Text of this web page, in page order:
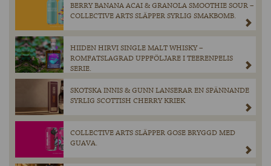
BERRY BANANA ACAI & GRANOLA SMOOTHIE SOUR –
COLLECTIVE ARTS SLÄPPER SYRLIG SMAKBOMB.
HIIDEN HIRVI SINGLE MALT WHISKY –
ROMFATSLAGRAD UPPFÖLJARE I TEERENPELIS
SERIE.
SKOTSKA INNIS & GUNN LANSERAR EN SPÄNNANDE
SYRLIG SCOTTISH CHERRY KRIEK
COLLECTIVE ARTS SLÄPPER GOSE BRYGGD MED
GUAVA.